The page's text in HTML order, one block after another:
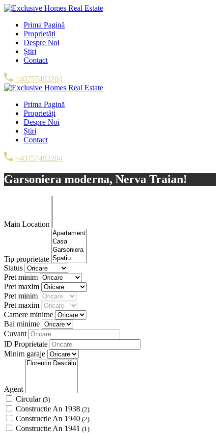
Prima Pagină
Proprietăți
Despre Noi
Știri
Contact
+40757492204
Prima Pagină
Proprietăți
Despre Noi
Știri
Contact
+40757492204
Garsoniera moderna, Nerva Traian!
Main Location
Tip proprietate
Status
Pret minim
Pret maxim
Pret minim
Pret maxim
Camere minime
Bai minime
Cuvant
ID Proprietate
Minim garaje
Agent
Circular (3)
Constructie An 1938 (2)
Constructie An 1940 (2)
Constructie An 1941 (1)